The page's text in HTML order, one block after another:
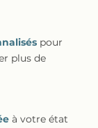
pour
plus de
à votre état